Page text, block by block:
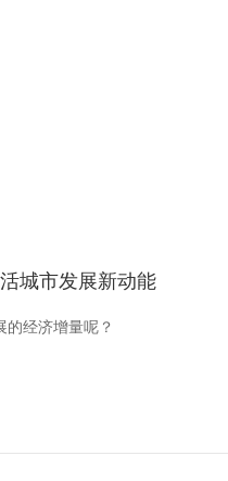
城市发展新动能
的经济增量呢？